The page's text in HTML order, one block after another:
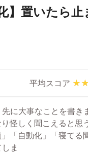
】置いたら
平均スコア
に大事なことを書
怪しく聞こえると
「自動化」「寝てる
ま